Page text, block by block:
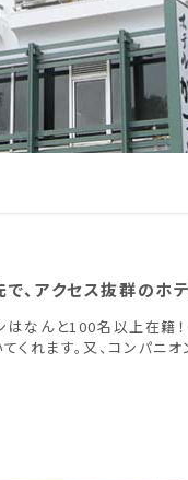
千葉県
中部
新潟県
福井県
アクセス抜群のホテ
なんと100名以上在籍
れます。又、コンパニ